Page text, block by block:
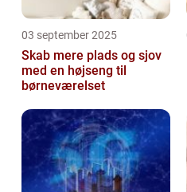
03 september 2025
Skab mere plads og sjov
med en højseng til
børneværelset